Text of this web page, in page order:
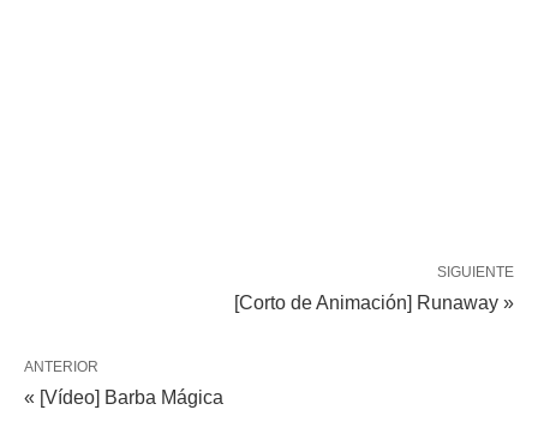
SIGUIENTE
[Corto de Animación] Runaway »
ANTERIOR
« [Vídeo] Barba Mágica